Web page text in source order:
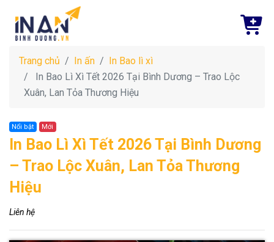
Trang chủ In ấn
In Bao lì xì
In Bao Lì Xì Tết 2026 Tại Bình Dương – Trao Lộc
Xuân, Lan Tỏa Thương Hiệu
Nổi bật Mới
In Bao Lì Xì Tết 2026 Tại Bình Dương
– Trao Lộc Xuân, Lan Tỏa Thương
Hiệu
Liên hệ